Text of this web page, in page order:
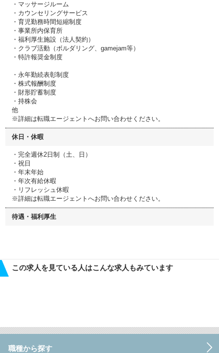
・マッサージルーム
・カウンセリングサービス
・育児勤務時間短縮制度
・事業所内保育所
・福利厚生施設（法人契約）
・クラブ活動（ボルダリング、gamejam等）
・特許報奨金制度
・永年勤続表彰制度
・株式報酬制度
・財形貯蓄制度
・持株会
他
※詳細は転職エージェントへお問い合わせください。
休日・休暇
・完全週休2日制（土、日）
・祝日
・年末年始
・年次有給休暇
・リフレッシュ休暇
※詳細は転職エージェントへお問い合わせください。
待遇・福利厚生
この求人を見ている人はこんな求人もみています
職種から探す